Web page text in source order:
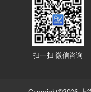
扫一扫 微信咨询